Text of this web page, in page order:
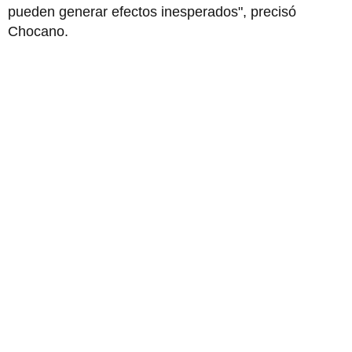
pueden generar efectos inesperados", precisó
Chocano.